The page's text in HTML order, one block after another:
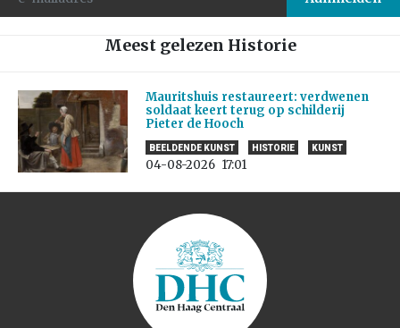
Meest gelezen Historie
Mauritshuis restaureert: verdwenen
soldaat keert terug op schilderij
Pieter de Hooch
BEELDENDE KUNST HISTORIE KUNST
04-08-2026 17:01